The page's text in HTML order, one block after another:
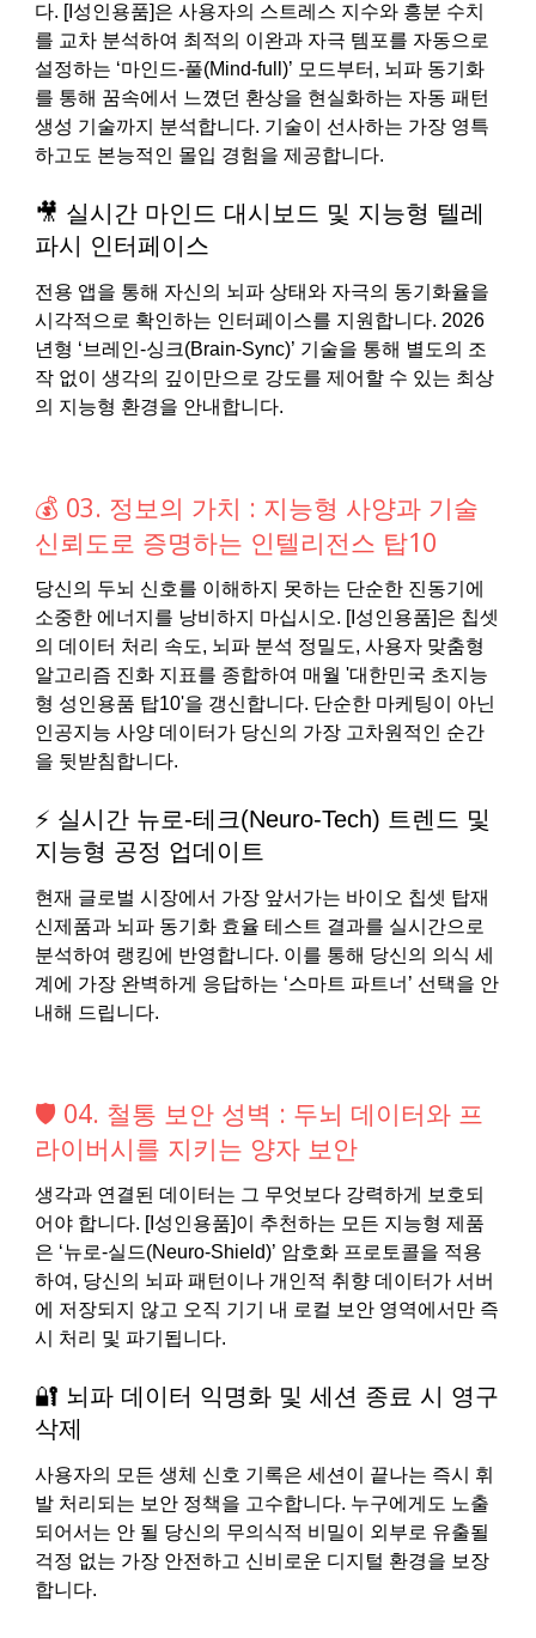
다. [I성인용품]은 사용자의 스트레스 지수와 흥분 수치
를 교차 분석하여 최적의 이완과 자극 템포를 자동으로
설정하는 ‘마인드-풀(Mind-full)’ 모드부터, 뇌파 동기화
를 통해 꿈속에서 느꼈던 환상을 현실화하는 자동 패턴
생성 기술까지 분석합니다. 기술이 선사하는 가장 영특
하고도 본능적인 몰입 경험을 제공합니다.
🎥 실시간 마인드 대시보드 및 지능형 텔레
파시 인터페이스
전용 앱을 통해 자신의 뇌파 상태와 자극의 동기화율을
시각적으로 확인하는 인터페이스를 지원합니다. 2026
년형 ‘브레인-싱크(Brain-Sync)’ 기술을 통해 별도의 조
작 없이 생각의 깊이만으로 강도를 제어할 수 있는 최상
의 지능형 환경을 안내합니다.
💰 03. 정보의 가치 : 지능형 사양과 기술
신뢰도로 증명하는 인텔리전스 탑10
당신의 두뇌 신호를 이해하지 못하는 단순한 진동기에
소중한 에너지를 낭비하지 마십시오. [I성인용품]은 칩셋
의 데이터 처리 속도, 뇌파 분석 정밀도, 사용자 맞춤형
알고리즘 진화 지표를 종합하여 매월 '대한민국 초지능
형 성인용품 탑10'을 갱신합니다. 단순한 마케팅이 아닌
인공지능 사양 데이터가 당신의 가장 고차원적인 순간
을 뒷받침합니다.
⚡ 실시간 뉴로-테크(Neuro-Tech) 트렌드 및
지능형 공정 업데이트
현재 글로벌 시장에서 가장 앞서가는 바이오 칩셋 탑재
신제품과 뇌파 동기화 효율 테스트 결과를 실시간으로
분석하여 랭킹에 반영합니다. 이를 통해 당신의 의식 세
계에 가장 완벽하게 응답하는 ‘스마트 파트너’ 선택을 안
내해 드립니다.
🛡️ 04. 철통 보안 성벽 : 두뇌 데이터와 프
라이버시를 지키는 양자 보안
생각과 연결된 데이터는 그 무엇보다 강력하게 보호되
어야 합니다. [I성인용품]이 추천하는 모든 지능형 제품
은 ‘뉴로-실드(Neuro-Shield)’ 암호화 프로토콜을 적용
하여, 당신의 뇌파 패턴이나 개인적 취향 데이터가 서버
에 저장되지 않고 오직 기기 내 로컬 보안 영역에서만 즉
시 처리 및 파기됩니다.
🔐 뇌파 데이터 익명화 및 세션 종료 시 영구
삭제
사용자의 모든 생체 신호 기록은 세션이 끝나는 즉시 휘
발 처리되는 보안 정책을 고수합니다. 누구에게도 노출
되어서는 안 될 당신의 무의식적 비밀이 외부로 유출될
걱정 없는 가장 안전하고 신비로운 디지털 환경을 보장
합니다.